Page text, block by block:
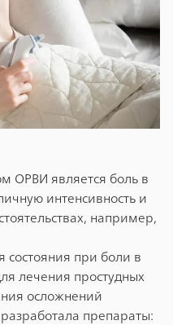
ОРВИ является боль в
интенсивность и
например,
состояния при боли в
лечения простудных
осложнений
препараты: